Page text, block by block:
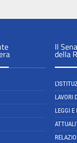
Il
della
LAVORI
LEGGI E